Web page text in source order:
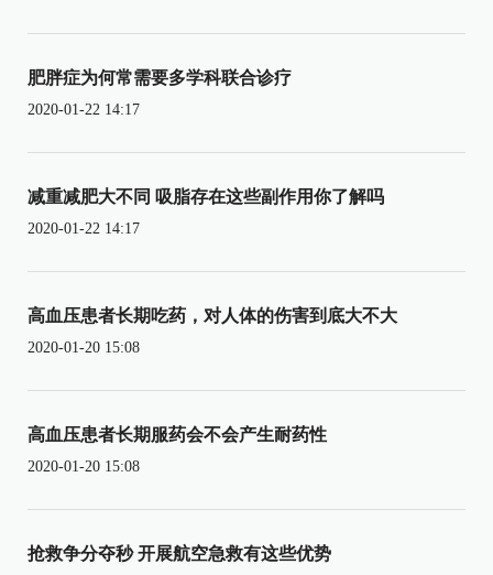
肥胖症为何常需要多学科联合诊疗
2020-01-22 14:17
减重减肥大不同 吸脂存在这些副作用你了解吗
2020-01-22 14:17
高血压患者长期吃药，对人体的伤害到底大不大
2020-01-20 15:08
高血压患者长期服药会不会产生耐药性
2020-01-20 15:08
抢救争分夺秒 开展航空急救有这些优势